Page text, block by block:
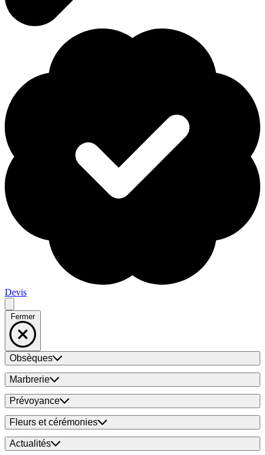
Devis
Fermer
Obsèques
Marbrerie
Prévoyance
Fleurs et cérémonies
Actualités